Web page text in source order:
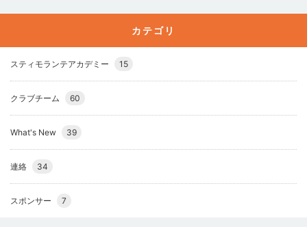
カテゴリ
スティモランテアカデミー 15
クラブチーム 60
What's New 39
連絡 34
スポンサー 7